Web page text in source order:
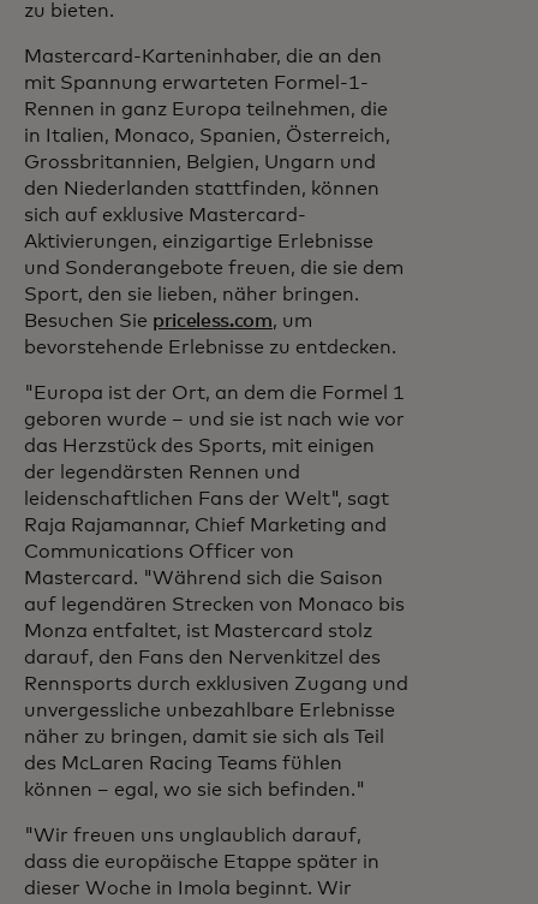
zu bieten.
Mastercard-Karteninhaber, die an den
mit Spannung erwarteten Formel-1-
Rennen in ganz Europa teilnehmen, die
in Italien, Monaco, Spanien, Österreich,
Grossbritannien, Belgien, Ungarn und
den Niederlanden stattfinden, können
sich auf exklusive Mastercard-
Aktivierungen, einzigartige Erlebnisse
und Sonderangebote freuen, die sie dem
Sport, den sie lieben, näher bringen.
Besuchen Sie priceless.com, um
bevorstehende Erlebnisse zu entdecken.
"Europa ist der Ort, an dem die Formel 1
geboren wurde – und sie ist nach wie vor
das Herzstück des Sports, mit einigen
der legendärsten Rennen und
leidenschaftlichen Fans der Welt", sagt
Raja Rajamannar, Chief Marketing and
Communications Officer von
Mastercard. "Während sich die Saison
auf legendären Strecken von Monaco bis
Monza entfaltet, ist Mastercard stolz
darauf, den Fans den Nervenkitzel des
Rennsports durch exklusiven Zugang und
unvergessliche unbezahlbare Erlebnisse
näher zu bringen, damit sie sich als Teil
des McLaren Racing Teams fühlen
können – egal, wo sie sich befinden."
"Wir freuen uns unglaublich darauf,
dass die europäische Etappe später in
dieser Woche in Imola beginnt. Wir